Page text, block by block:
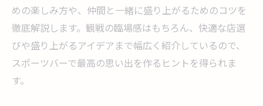
めの楽しみ方や、仲間と一緒に盛り上がるためのコツを
徹底解説します。観戦の臨場感はもちろん、快適な店選
びや盛り上がるアイデアまで幅広く紹介しているので、
スポーツバーで最高の思い出を作るヒントを得られま
す。